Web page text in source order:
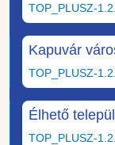
TOP_PLUSZ-
Kapuvár
TOP_PLUSZ-
Élhető
TOP_PLUSZ-